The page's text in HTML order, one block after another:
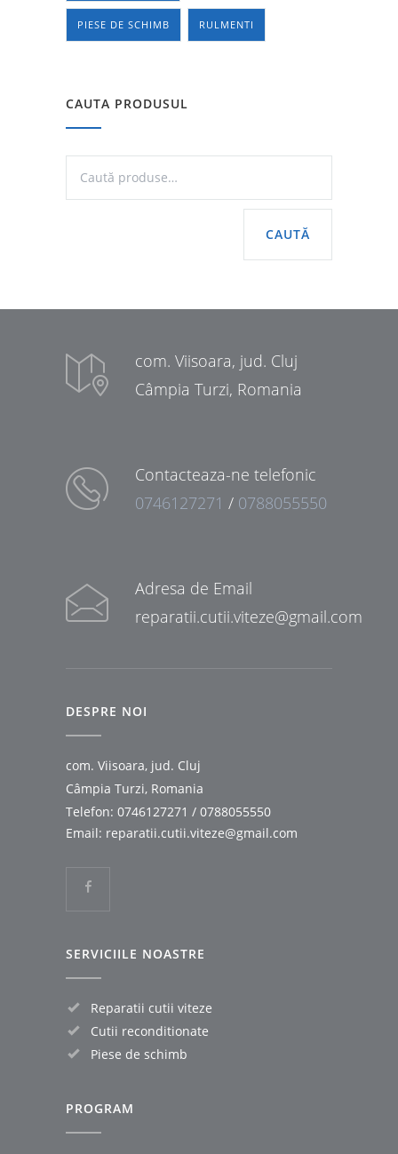
PIESE DE SCHIMB RULMENTI
CAUTA PRODUSUL
CAUTĂ
com. Viisoara, jud. Cluj
Câmpia Turzi, Romania
Contacteaza-ne telefonic
0746127271 / 0788055550
Adresa de Email
reparatii.cutii.viteze@gmail.com
DESPRE NOI
com. Viisoara, jud. Cluj
Câmpia Turzi, Romania
Telefon: 0746127271 / 0788055550
Email: reparatii.cutii.viteze@gmail.com
SERVICIILE NOASTRE
Reparatii cutii viteze
Cutii reconditionate
Piese de schimb
PROGRAM